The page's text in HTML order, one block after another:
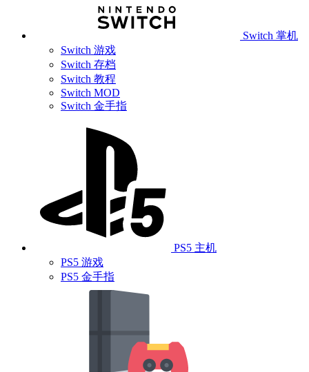
Switch 掌机
Switch 游戏
Switch 存档
Switch 教程
Switch MOD
Switch 金手指
PS5 主机
PS5 游戏
PS5 金手指